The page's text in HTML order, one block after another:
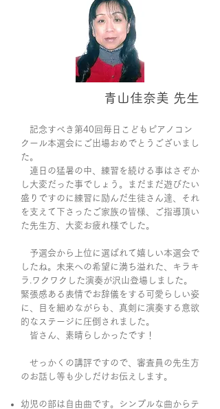
青山佳奈美 先生
記念すべき第40回毎日 こどもピアノコン
クール本選会にご出場おめでとうございまし
た。
連日の猛暑の中、練習を続ける事はさぞか
し大変だった事でしょう。まだまだ遊びたい
盛りですのに練習に励んだ生徒さん達、それ
を支えて下さったご家族の皆様、ご指導頂い
た先生方、大変お疲れ様でした。
予選会から上位に選ばれて嬉しい本選会で
したね。未来への希望に満ち溢れた、キラキ
ラ.ワクワクした演奏が沢山登場しました。
緊張感ある表情でお辞儀をする可愛らしい姿
に、目を細めながらも、真剣に演奏する意欲
的なステージに圧倒されました。
皆さん、素晴らしかったです！
せっかくの講評ですので、審査員の先生方
のお話し等も少しだけお伝えします。
幼児の部は自由曲です。シンプルな曲からテ